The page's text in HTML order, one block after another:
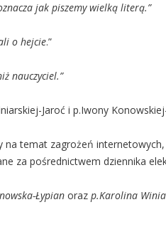
jak piszemy wielką literą.”
o hejcie.”
nauczyciel.”
Jaroć i p.Iwony
na temat zagrożeń
za pośrednictwem dziennika
Łypian oraz p.Karolina